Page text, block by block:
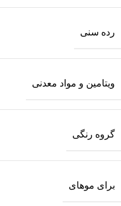
رده سنی
ویتامین و مواد معدنی
گروه رنگی
برای موهای